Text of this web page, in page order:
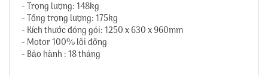
- Trọng lượng: 148kg
- Tổng trọng lượng: 175kg
- Kích thước đóng gói: 1250 x 630 x 960mm
- Motor 100% lõi đồng
- Bảo hành : 18 tháng